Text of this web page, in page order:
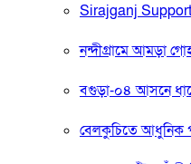
Sirajganj Support
নন্দীগ্রামে আমড়া
বগুড়া-০৪ আসনে
বেলকুচিতে আধুনিক